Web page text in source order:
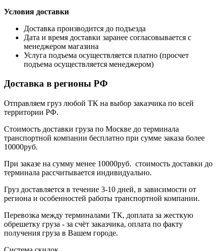
Условия доставки
Доставка производится до подъезда
Дата и время доставки заранее согласовывается с
менеджером магазина
Услуга подъема осуществляется платно (просчет
подъема осуществляется менеджером)
Доставка в регионы РФ
Отправляем груз любой ТК на выбор заказчика по всей
территории РФ.
Стоимость доставки груза по Москве до терминала
транспортной компании бесплатно при сумме заказа более
10000руб.
При заказе на сумму менее 10000руб. стоимость доставки до
терминала рассчитывается индивидуально.
Груз доставляется в течение 3-10 дней, в зависимости от
региона и особенностей работы транспортной компании.
Перевозка между терминалами ТК, доплата за жесткую
обрешетку груза - за счёт заказчика, оплата по факту
получения груза в Вашем городе.